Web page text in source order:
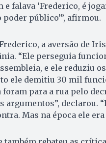
falava ‘Frederico, é
poder público’”, afirmou.
a aversão de
“Ele perseguia
e ele reduziu
ele demitiu 30 mil
para a rua pelo
argumentos”, declarou.
Mas na época ele